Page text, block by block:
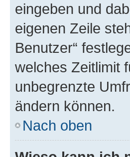
eingeben und
eigenen Zeile
Benutzer“
welches Zeitlimit
unbegrenzte
ändern können.
Nach oben